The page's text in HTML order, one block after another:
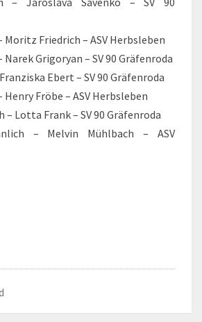
Moritz Friedrich – ASV Herbsleben
Narek Grigoryan – SV 90 Gräfenroda
Ebert – SV 90 Gräfenroda
Henry Fröbe – ASV Herbsleben
– Lotta Frank – SV 90 Gräfenroda
– Melvin Mühlbach – ASV